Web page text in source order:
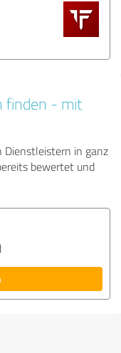
finden - mit
Dienstleistern in ganz
bewertet und